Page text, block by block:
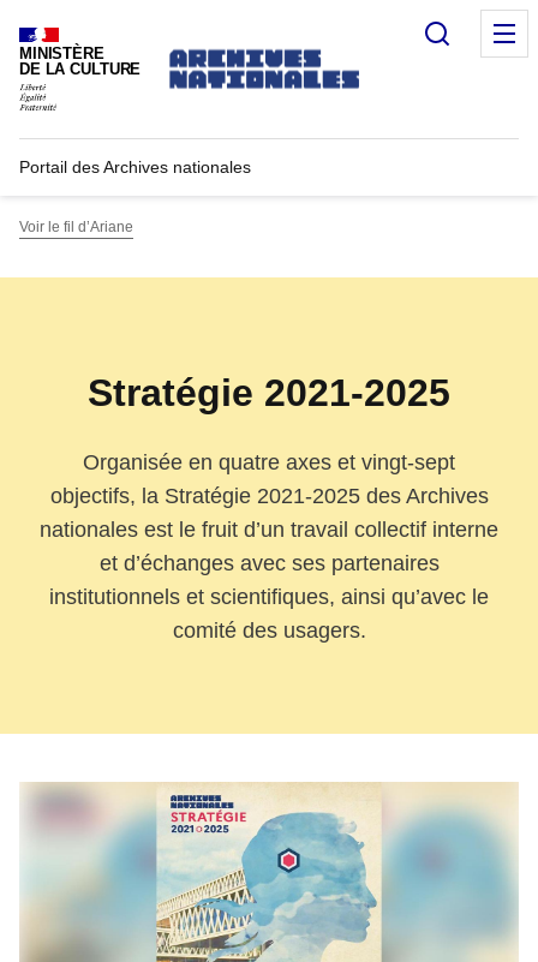
MINISTÈRE
DE LA CULTURE
Portail des Archives nationales
Voir le fil d’Ariane
Stratégie 2021-2025
Organisée en quatre axes et vingt-sept
objectifs, la Stratégie 2021-2025 des Archives
nationales est le fruit d’un travail collectif interne
et d’échanges avec ses partenaires
institutionnels et scientifiques, ainsi qu’avec le
comité des usagers.